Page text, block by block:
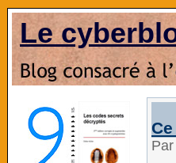
Le